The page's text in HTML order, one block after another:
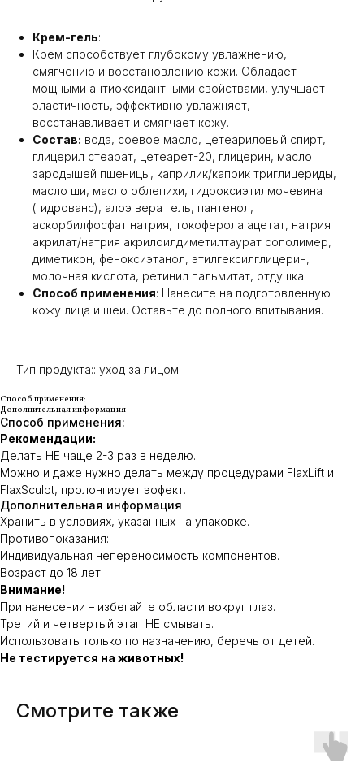
Крем-гель:
Крем способствует глубокому увлажнению,
смягчению и восстановлению кожи. Обладает
мощными антиоксидантными свойствами, улучшает
эластичность, эффективно увлажняет,
восстанавливает и смягчает кожу.
Состав: вода, соевое масло, цетеариловый спирт,
глицерил стеарат, цетеарет-20, глицерин, масло
зародышей пшеницы, каприлик/каприк триглицериды,
масло ши, масло облепихи, гидроксиэтилмочевина
(гидрованс), алоэ вера гель, пантенол,
аскорбилфосфат натрия, токоферола ацетат, натрия
акрилат/натрия акрилоилдиметилтаурат сополимер,
диметикон, феноксиэтанол, этилгексилглицерин,
молочная кислота, ретинил пальмитат, отдушка.
Способ применения: Нанесите на подготовленную
кожу лица и шеи. Оставьте до полного впитывания.
Тип продукта:: уход за лицом
Способ применения:
Дополнительная информация
Способ применения:
Рекомендации:
Делать НЕ чаще 2-3 раз в неделю.
Можно и даже нужно делать между процедурами FlaxLift и
FlaxSculpt, пролонгирует эффект.
Дополнительная информация
Хранить в условиях, указанных на упаковке.
Противопоказания:
Индивидуальная непереносимость компонентов.
Возраст до 18 лет.
Внимание!
При нанесении – избегайте области вокруг глаз.
Третий и четвертый этап НЕ смывать.
Использовать только по назначению, беречь от детей.
Не тестируется на животных!
Смотрите также